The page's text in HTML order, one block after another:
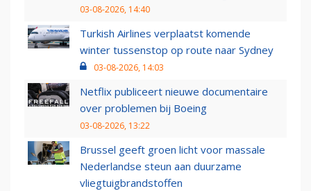
03-08-2026, 14:40
Turkish Airlines verplaatst komende
winter tussenstop op route naar Sydney
03-08-2026, 14:03
Netflix publiceert nieuwe documentaire
over problemen bij Boeing
03-08-2026, 13:22
Brussel geeft groen licht voor massale
Nederlandse steun aan duurzame
vliegtuigbrandstoffen